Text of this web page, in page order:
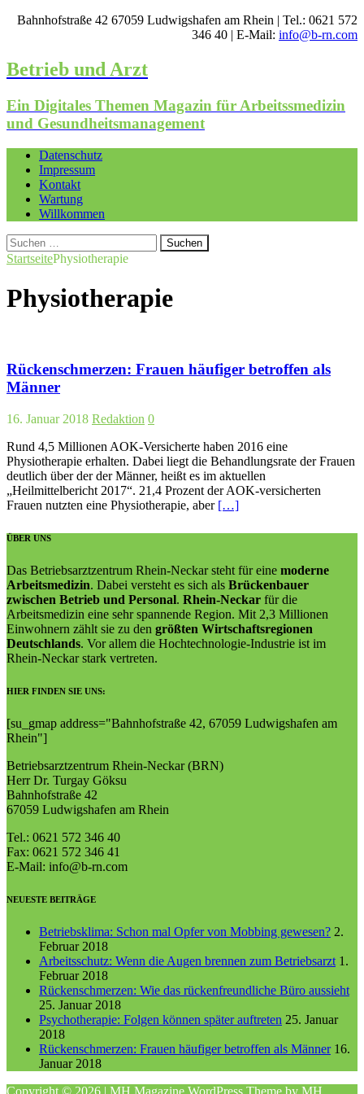
Bahnhofstraße 42 67059 Ludwigshafen am Rhein | Tel.: 0621 572
346 40 | E-Mail: info@b-rn.com
Betrieb und Arzt
Ein Digitales Themen Magazin für Arbeitssmedizin
und Gesundheitsmanagement
Datenschutz
Impressum
Kontakt
Wartung
Willkommen
Suchen
nach:
StartseitePhysiotherapie
Physiotherapie
Rückenschmerzen: Frauen häufiger betroffen als
Männer
16. Januar 2018 Redaktion 0
Rund 4,5 Millionen AOK-Versicherte haben 2016 eine
Physiotherapie erhalten. Dabei liegt die Behandlungsrate der Frauen
deutlich über der der Männer, heißt es im aktuellen
„Heilmittelbericht 2017“. 21,4 Prozent der AOK-versicherten
Frauen nutzten eine Physiotherapie, aber […]
ÜBER UNS
Das Betriebsarztzentrum Rhein-Neckar steht für eine moderne
Arbeitsmedizin. Dabei versteht es sich als Brückenbauer
zwischen Betrieb und Personal. Rhein-Neckar für die
Arbeitsmedizin eine sehr spannende Region. Mit 2,3 Millionen
Einwohnern zählt sie zu den größten Wirtschaftsregionen
Deutschlands. Vor allem die Hochtechnologie-Industrie ist im
Rhein-Neckar stark vertreten.
HIER FINDEN SIE UNS:
[su_gmap address="Bahn­hof­straße 42, 67059 Lud­wigs­ha­fen am
Rhein"]
Betriebsarztzentrum Rhein-Neckar (BRN)
Herr Dr. Turgay Göksu
Bahnhofstraße 42
67059 Ludwigshafen am Rhein
Tel.: 0621 572 346 40
Fax: 0621 572 346 41
E-Mail: info@b-rn.com
NEUESTE BEITRÄGE
Betriebsklima: Schon mal Opfer von Mobbing gewesen? 2.
Februar 2018
Arbeitsschutz: Wenn die Augen brennen zum Betriebsarzt 1.
Februar 2018
Rückenschmerzen: Wie das rückenfreundliche Büro aussieht
25. Januar 2018
Psychotherapie: Folgen können später auftreten 25. Januar
2018
Rückenschmerzen: Frauen häufiger betroffen als Männer 16.
Januar 2018
Copyright © 2026 | MH Magazine WordPress Theme by MH